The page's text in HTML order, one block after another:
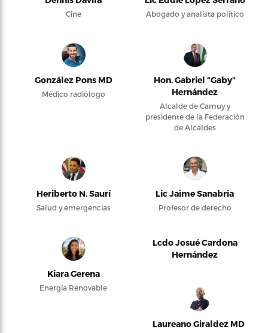
Cine Abogado y analista político
González Pons MD
Médico radiólogo
Hon. Gabriel “Gaby”
Hernández
Alcalde de Camuy y
presidente de la Federación
de Alcaldes
Heriberto N. Saurí
Salud y emergencias
Lic Jaime Sanabria
Profesor de derecho
Kiara Gerena
Energía Renovable
Lcdo Josué Cardona
Hernández
Laureano Giraldez MD